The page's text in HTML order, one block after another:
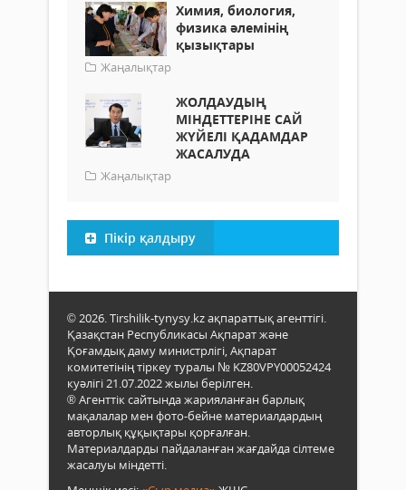
Химия, биология,
физика әлемінің
қызықтары
Жаңалықтар
ЖОЛДАУДЫҢ
МІНДЕТТЕРІНЕ САЙ
ЖҮЙЕЛІ ҚАДАМДАР
ЖАСАЛУДА
Жаңалықтар
Пікір қалдыру
© 2026. Tirshilik-tynysy.kz ақпараттық агенттігі.
Қазақстан Республикасы Ақпарат және
Қоғамдық даму министрлігі, Ақпарат
комитетінің тіркеу туралы № KZ80VPY00052424
куәлігі 21.07.2022 жылы берілген.
® Агенттік сайтында жарияланған барлық
мақалалар мен фото-бейне материалдардың
авторлық құқықтары қорғалған.
Материалдарды пайдаланған жағдайда сілтеме
жасалуы міндетті.